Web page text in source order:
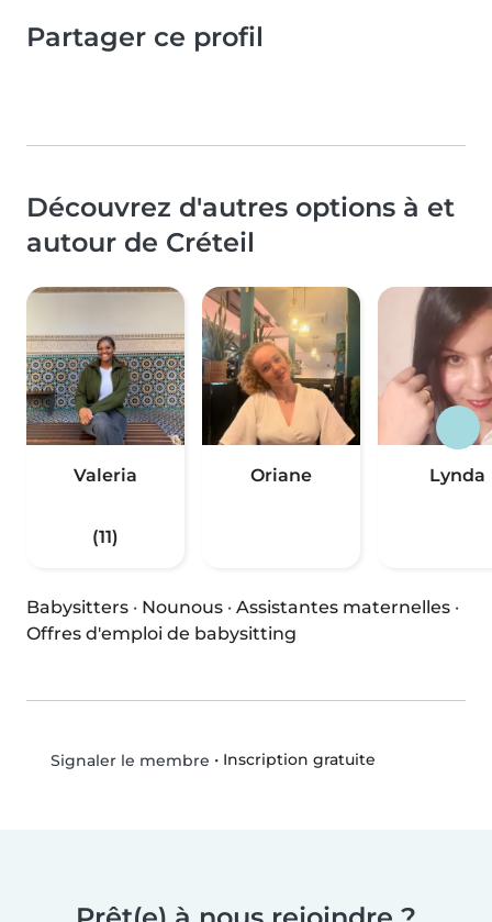
Partager ce profil
Découvrez d'autres options à et
autour de Créteil
Valeria
(11)
Oriane Lynda
Babysitters · Nounous · Assistantes maternelles ·
Offres d'emploi de babysitting
Signaler le membre • Inscription gratuite